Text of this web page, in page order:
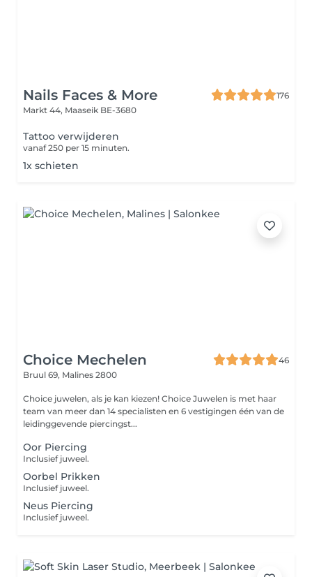
Nails Faces & More
176
Markt 44, Maaseik BE-3680
Tattoo verwijderen
vanaf 250 per 15 minuten.
1x schieten
Choice Mechelen
46
Bruul 69, Malines 2800
Choice juwelen, als je kan kiezen! Choice Juwelen is met haar
team van meer dan 14 specialisten en 6 vestigingen één van de
leidinggevende piercingst...
Oor Piercing
Inclusief juweel.
Oorbel Prikken
Inclusief juweel.
Neus Piercing
Inclusief juweel.